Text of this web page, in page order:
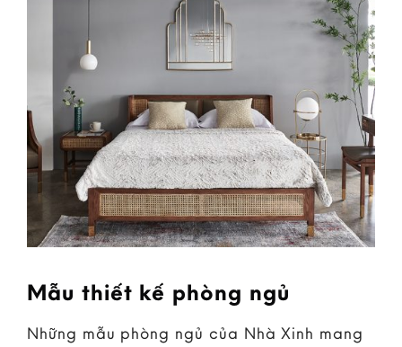
Mẫu thiết kế phòng ngủ
Những mẫu phòng ngủ của Nhà Xinh mang